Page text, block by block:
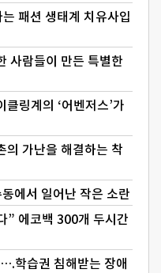
패션 생태계 치유사입
사람들이 만든 특별한
링계의 ‘어벤저스’가
가난을 해결하는 착
에서 일어난 작은 소란
” 에코백 300개 두시간
학습권 침해받는 장애